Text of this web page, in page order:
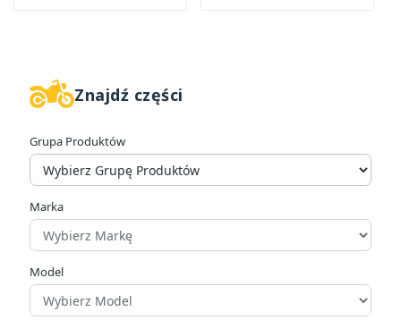
W magazynie 1
Cena
Producenci
Znajdź części
Grupa Produktów
Marka
Model